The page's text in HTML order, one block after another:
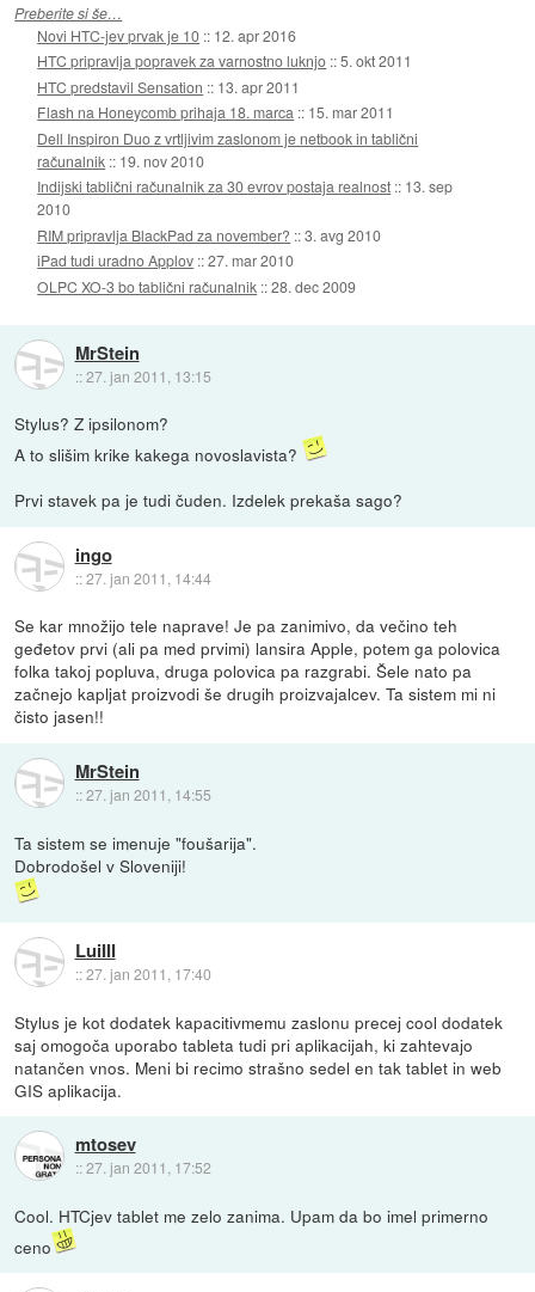
Preberite si še…
Novi HTC-jev prvak je 10 :: 12. apr 2016
HTC pripravlja popravek za varnostno luknjo ::5. okt 2011
HTC predstavil Sensation :: 13. apr 2011
Flash na Honeycomb prihaja 18. marca :: 15. mar 2011
Dell Inspiron Duo z vrtljivim zaslonom je netbook in tablični
računalnik :: 19. nov 2010
Indijski tablični računalnik za 30 evrov postaja realnost :: 13. sep
2010
RIM pripravlja BlackPad za november? ::3. avg 2010
iPad tudi uradno Applov ::27. mar 2010
OLPC XO-3 bo tablični računalnik ::28. dec 2009
MrStein
::27. jan 2011, 13:15
Stylus? Z ipsilonom?
A to slišim krike kakega novoslavista?
Prvi stavek pa je tudi čuden. Izdelek prekaša sago?
ingo
::27. jan 2011, 14:44
Se kar množijo tele naprave! Je pa zanimivo, da večino teh
geđetov prvi (ali pa med prvimi) lansira Apple, potem ga polovica
folka takoj popluva, druga polovica pa razgrabi. Šele nato pa
začnejo kapljat proizvodi še drugih proizvajalcev. Ta sistem mi ni
čisto jasen!!
MrStein
::27. jan 2011, 14:55
Ta sistem se imenuje "foušarija".
Dobrodošel v Sloveniji!
LuiIII
::27. jan 2011, 17:40
Stylus je kot dodatek kapacitivmemu zaslonu precej cool dodatek
saj omogoča uporabo tableta tudi pri aplikacijah, ki zahtevajo
natančen vnos. Meni bi recimo strašno sedel en tak tablet in web
GIS aplikacija.
mtosev
::27. jan 2011, 17:52
Cool. HTCjev tablet me zelo zanima. Upam da bo imel primerno
ceno